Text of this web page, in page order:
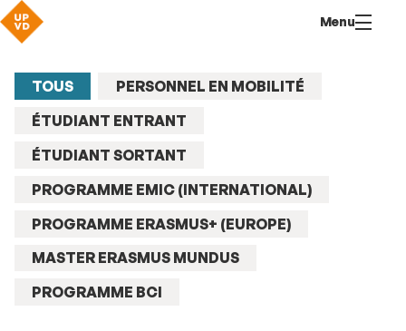
Menu
TOUS
PERSONNEL EN MOBILITÉ
ÉTUDIANT ENTRANT
ÉTUDIANT SORTANT
PROGRAMME EMIC (INTERNATIONAL)
PROGRAMME ERASMUS+ (EUROPE)
MASTER ERASMUS MUNDUS
PROGRAMME BCI